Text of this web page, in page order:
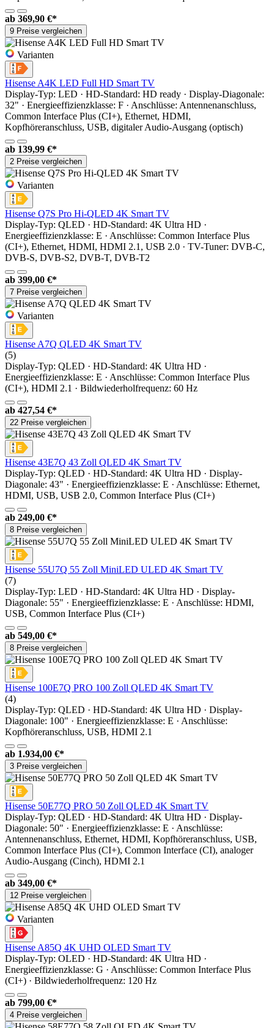
ab 369,90 €*
9 Preise vergleichen
Varianten
Hisense A4K LED Full HD Smart TV
Display-Typ: LED · HD-Standard: HD ready · Display-Diagonale:
32" · Energieeffizienzklasse: F · Anschlüsse: Antennenanschluss,
Common Interface Plus (CI+), Ethernet, HDMI,
Kopfhöreranschluss, USB, digitaler Audio-Ausgang (optisch)
ab 139,99 €*
2 Preise vergleichen
Varianten
Hisense Q7S Pro Hi-QLED 4K Smart TV
Display-Typ: QLED · HD-Standard: 4K Ultra HD ·
Energieeffizienzklasse: E · Anschlüsse: Common Interface Plus
(CI+), Ethernet, HDMI, HDMI 2.1, USB 2.0 · TV-Tuner: DVB-C,
DVB-S, DVB-S2, DVB-T, DVB-T2
ab 399,00 €*
7 Preise vergleichen
Varianten
Hisense A7Q QLED 4K Smart TV
(5)
Display-Typ: QLED · HD-Standard: 4K Ultra HD ·
Energieeffizienzklasse: E · Anschlüsse: Common Interface Plus
(CI+), HDMI 2.1 · Bildwiederholfrequenz: 60 Hz
ab 427,54 €*
22 Preise vergleichen
Hisense 43E7Q 43 Zoll QLED 4K Smart TV
Display-Typ: QLED · HD-Standard: 4K Ultra HD · Display-
Diagonale: 43" · Energieeffizienzklasse: E · Anschlüsse: Ethernet,
HDMI, USB, USB 2.0, Common Interface Plus (CI+)
ab 249,00 €*
8 Preise vergleichen
Hisense 55U7Q 55 Zoll MiniLED ULED 4K Smart TV
(7)
Display-Typ: LED · HD-Standard: 4K Ultra HD · Display-
Diagonale: 55" · Energieeffizienzklasse: E · Anschlüsse: HDMI,
USB, Common Interface Plus (CI+)
ab 549,00 €*
8 Preise vergleichen
Hisense 100E7Q PRO 100 Zoll QLED 4K Smart TV
(4)
Display-Typ: QLED · HD-Standard: 4K Ultra HD · Display-
Diagonale: 100" · Energieeffizienzklasse: E · Anschlüsse:
Kopfhöreranschluss, USB, HDMI 2.1
ab 1.934,00 €*
3 Preise vergleichen
Hisense 50E77Q PRO 50 Zoll QLED 4K Smart TV
Display-Typ: QLED · HD-Standard: 4K Ultra HD · Display-
Diagonale: 50" · Energieeffizienzklasse: E · Anschlüsse:
Antennenanschluss, Ethernet, HDMI, Kopfhöreranschluss, USB,
Common Interface Plus (CI+), Common Interface (CI), analoger
Audio-Ausgang (Cinch), HDMI 2.1
ab 349,00 €*
12 Preise vergleichen
Varianten
Hisense A85Q 4K UHD OLED Smart TV
Display-Typ: OLED · HD-Standard: 4K Ultra HD ·
Energieeffizienzklasse: G · Anschlüsse: Common Interface Plus
(CI+) · Bildwiederholfrequenz: 120 Hz
ab 799,00 €*
4 Preise vergleichen